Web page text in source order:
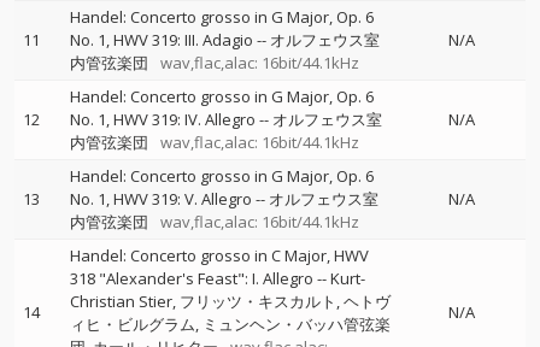
11
Handel: Concerto grosso in G Major, Op. 6
No. 1, HWV 319: III. Adagio -- オルフェウス室
内管弦楽団
wav,flac,alac: 16bit/44.1kHz
N/A
12
Handel: Concerto grosso in G Major, Op. 6
No. 1, HWV 319: IV. Allegro -- オルフェウス室
内管弦楽団
wav,flac,alac: 16bit/44.1kHz
N/A
13
Handel: Concerto grosso in G Major, Op. 6
No. 1, HWV 319: V. Allegro -- オルフェウス室
内管弦楽団
wav,flac,alac: 16bit/44.1kHz
N/A
14
Handel: Concerto grosso in C Major, HWV
318 "Alexander's Feast": I. Allegro --Kurt-
Christian Stier フリッツ・キスカルト ヘトヴ
ィヒ・ビルグラム ミュンヘン・バッハ管弦楽
N/A